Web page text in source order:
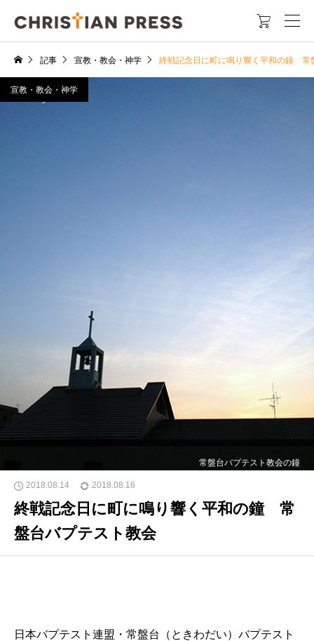

記事 宣教・教会・神学 終戦記念日に町に鳴り響く平和の鐘 常
常盤台バプテスト教会の鐘
宣教・教会・神学
2018.08.14 2018.08.16
終戦記念日に町に鳴り響く平和の鐘 常
盤台バプテスト教会
日本バプテスト連盟・常盤台（ときわだい）バプテスト